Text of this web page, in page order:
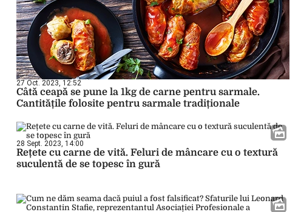
27 Oct. 2023, 12:52
Câtă ceapă se pune la 1kg de carne pentru sarmale.
Cantitățile folosite pentru sarmale tradiționale
28 Sept. 2023, 14:00
Rețete cu carne de vită. Feluri de mâncare cu o textură
suculentă de se topesc în gură